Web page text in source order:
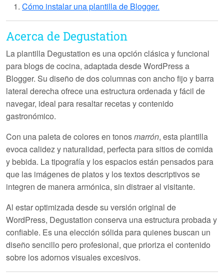
Cómo instalar una plantilla de Blogger.
Acerca de Degustation
La plantilla Degustation es una opción clásica y funcional
para blogs de cocina, adaptada desde WordPress a
Blogger. Su diseño de dos columnas con ancho fijo y barra
lateral derecha ofrece una estructura ordenada y fácil de
navegar, ideal para resaltar recetas y contenido
gastronómico.
Con una paleta de colores en tonosmarrón, esta plantilla
evoca calidez y naturalidad, perfecta para sitios de comida
y bebida. La tipografía y los espacios están pensados para
que las imágenes de platos y los textos descriptivos se
integren de manera armónica, sin distraer al visitante.
Al estar optimizada desde su versión original de
WordPress, Degustation conserva una estructura probada y
confiable. Es una elección sólida para quienes buscan un
diseño sencillo pero profesional, que prioriza el contenido
sobre los adornos visuales excesivos.